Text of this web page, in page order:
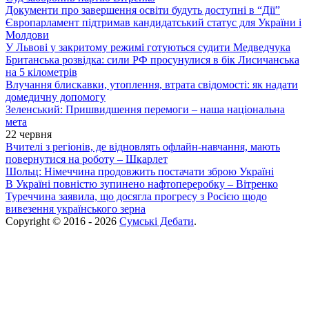
Документи про завершення освіти будуть доступні в “Дії”
Європарламент підтримав кандидатський статус для України і
Молдови
У Львові у закритому режимі готуються судити Медведчука
Британська розвідка: сили РФ просунулися в бік Лисичанська
на 5 кілометрів
Влучання блискавки, утоплення, втрата свідомості: як надати
домедичну допомогу
Зеленський: Пришвидшення перемоги – наша національна
мета
22 червня
Вчителі з регіонів, де відновлять офлайн-навчання, мають
повернутися на роботу – Шкарлет
Шольц: Німеччина продовжить постачати зброю Україні
В Україні повністю зупинено нафтопереробку – Вітренко
Туреччина заявила, що досягла прогресу з Росією щодо
вивезення українського зерна
Copyright © 2016 - 2026 Сумські Дебати.